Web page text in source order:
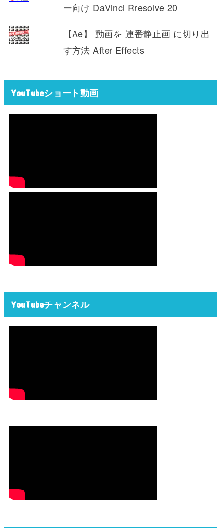
ー向け DaVinci Rresolve 20
【Ae】 動画を 連番静止画 に切り出
す方法 After Effects
YouTubeショート動画
YouTubeチャンネル